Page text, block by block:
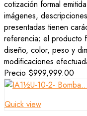
cotización formal
imágenes,
presentadas tienen
referencia; el producto
diseño, color, peso y
modificaciones
Precio $999,999.00
Quick view